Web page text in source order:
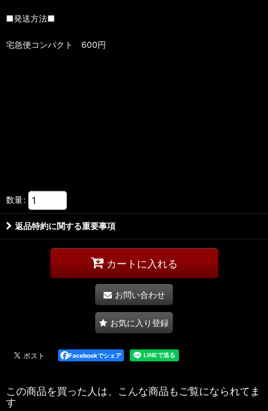
■発送方法■
宅急便コンパクト 600円
数量:
返品特約に関する重要事項
カートに入れる
お問い合わせ
お気に入り登録
Facebookでシェア
この商品を買った人は、こんな商品もご覧になられてま
す